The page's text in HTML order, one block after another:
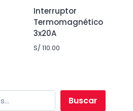
Interruptor
Termomagnético
3x20A
S/ 110.00
Buscar